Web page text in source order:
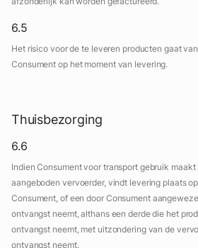
6.5
Het risico voor de te leveren producten gaat
Consument op het moment van levering.
Thuisbezorging
6.6
Indien Consument voor transport gebruik
aangeboden vervoerder, vindt levering plaats
Consument, of een door Consument
ontvangst neemt, althans een derde die het
ontvangst neemt, met uitzondering van de
ontvangst neemt.